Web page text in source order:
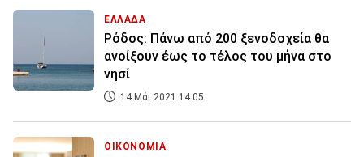
ΕΛΛΑΔΑ
Ρόδος: Πάνω από 200 ξενοδοχεία θα
ανοίξουν έως το τέλος του μήνα στο
νησί
14 Μάι 2021 14:05
ΟΙΚΟΝΟΜΙΑ